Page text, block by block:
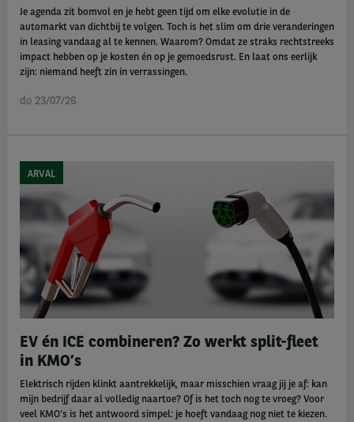
Je agenda zit bomvol en je hebt geen tijd om elke evolutie in de
automarkt van dichtbij te volgen. Toch is het slim om drie veranderingen
in leasing vandaag al te kennen. Waarom? Omdat ze straks rechtstreeks
impact hebben op je kosten én op je gemoedsrust. En laat ons eerlijk
zijn: niemand heeft zin in verrassingen.
do 23/07/26
ARVAL
EV én ICE combineren? Zo werkt split-fleet
in KMO’s
Elektrisch rijden klinkt aantrekkelijk, maar misschien vraag jij je af: kan
mijn bedrijf daar al volledig naartoe? Of is het toch nog te vroeg? Voor
veel KMO’s is het antwoord simpel: je hoeft vandaag nog niet te kiezen.